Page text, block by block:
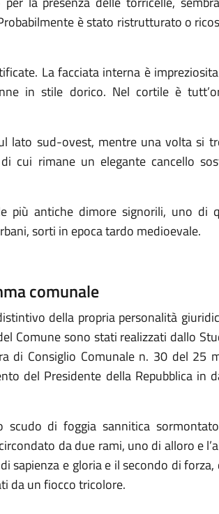
è stato ristrutturato o
La facciata interna è
in stile dorico. Nel cortile è
lato sud-ovest, mentre una volta si
cui rimane un elegante cancello
più antiche dimore signorili, uno di
sorti in epoca tardo medioevale.
comunale
della propria personalità
Comune sono stati realizzati dallo
di Consiglio Comunale n. 30 del 25
del Presidente della Repubblica in
di foggia sannitica
da due rami, uno di alloro e
sapienza e gloria e il secondo di forza,
da un fiocco tricolore.